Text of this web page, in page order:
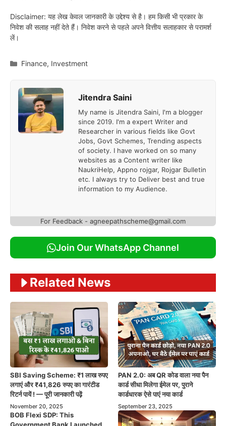
Disclaimer: यह लेख केवल जानकारी के उद्देश्य से है। हम किसी भी प्रकार के
निवेश की सलाह नहीं देते हैं। निवेश करने से पहले अपने वित्तीय सलाहकार से परामर्श
लें।
Categories
Finance, Investment
Jitendra Saini
My name is Jitendra Saini, I'm a blogger
since 2019. I'm a expert Writer and
Researcher in various fields like Govt
Jobs, Govt Schemes, Trending aspects
of society. I have worked on so many
websites as a Content writer like
NaukriHelp, Appno rojgar, Rojgar Bulletin
etc. I always try to Deliver best and true
information to my Audience.
For Feedback - agneepathscheme@gmail.com
Join Our WhatsApp Channel
Related News
SBI Saving Scheme: ₹1 लाख रुपए
लगाएं और ₹41,826 रुपए का गारंटीड
रिटर्न पायें ! — पूरी जानकारी पढ़ें
November 20, 2025
PAN 2.0: अब QR कोड वाला नया पैन
कार्ड सीधा मिलेगा ईमेल पर, पुराने
कार्डधारक ऐसे पाएं नया कार्ड
September 23, 2025
BOB Flexi SDP: This
Government Bank Launched